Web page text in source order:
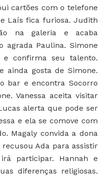
cartões com o telefone
Laís fica furiosa. Judith
na galeria e acaba
agrada Paulina. Simone
confirma seu talento.
ainda gosta de Simone.
bar e encontra Socorro
Vanessa aceita visitar
alerta que pode ser
e ela se comove com
Magaly convida a dona
Ada para assistir
participar. Hannah e
diferenças religiosas.